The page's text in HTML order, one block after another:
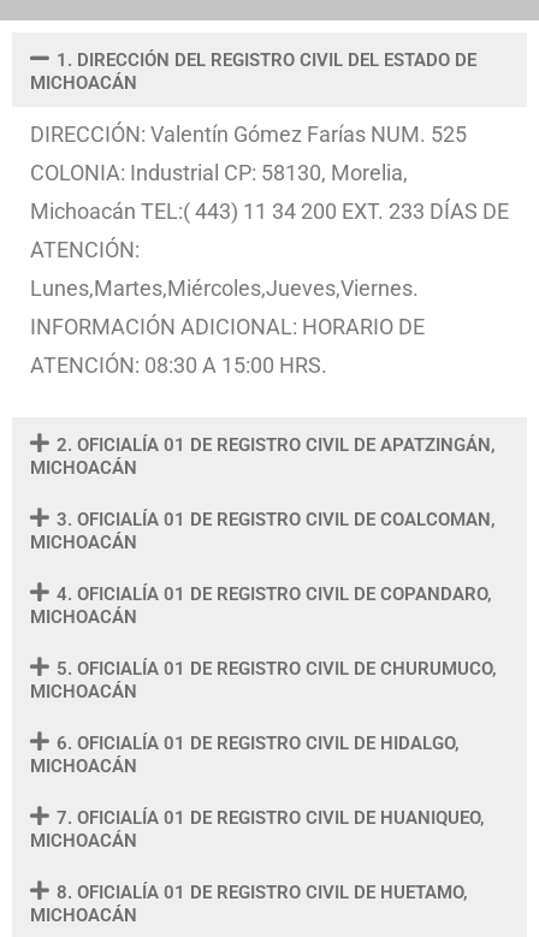
1. DIRECCIÓN DEL REGISTRO CIVIL DEL ESTADO DE
MICHOACÁN
DIRECCIÓN: Valentín Gómez Farías NUM. 525
COLONIA: Industrial CP: 58130, Morelia,
Michoacán TEL:( 443) 11 34 200 EXT. 233 DÍAS DE
ATENCIÓN:
Lunes,Martes,Miércoles,Jueves,Viernes.
INFORMACIÓN ADICIONAL: HORARIO DE
ATENCIÓN: 08:30 A 15:00 HRS.
2. OFICIALÍA 01 DE REGISTRO CIVIL DE APATZINGÁN,
MICHOACÁN
3. OFICIALÍA 01 DE REGISTRO CIVIL DE COALCOMAN,
MICHOACÁN
4. OFICIALÍA 01 DE REGISTRO CIVIL DE COPANDARO,
MICHOACÁN
5. OFICIALÍA 01 DE REGISTRO CIVIL DE CHURUMUCO,
MICHOACÁN
6. OFICIALÍA 01 DE REGISTRO CIVIL DE HIDALGO,
MICHOACÁN
7. OFICIALÍA 01 DE REGISTRO CIVIL DE HUANIQUEO,
MICHOACÁN
8. OFICIALÍA 01 DE REGISTRO CIVIL DE HUETAMO,
MICHOACÁN